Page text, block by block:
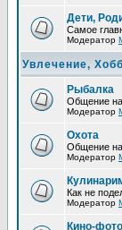
Дети,
Самое
Модератор
Увлечение,
Рыбалка
Общение
Модератор
Охота
Общение
Модератор
Как не
Модератор
Кино-фото